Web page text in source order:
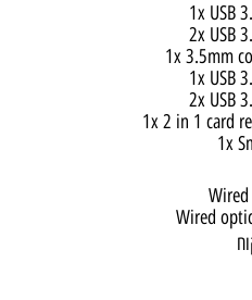
1x USB
2x USB
1x 3.5mm
1x USB
2x USB
1x 2 in 1 card
1x
Wired
Wired